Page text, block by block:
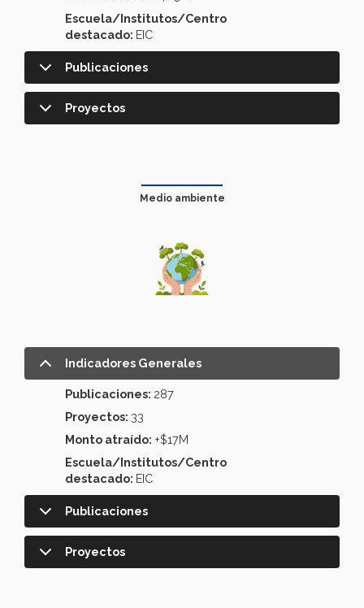
Escuela/Institutos/Centro
destacado: EIC
Publicaciones
Proyectos
Medio ambiente
Indicadores Generales
Publicaciones: 287
Proyectos: 33
Monto atraído: +$17M
Escuela/Institutos/Centro
destacado: EIC
Publicaciones
Proyectos